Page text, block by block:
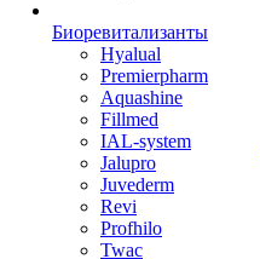
Биоревитализанты
Hyalual
Premierpharm
Aquashine
Fillmed
IAL-system
Jalupro
Juvederm
Revi
Profhilo
Twac